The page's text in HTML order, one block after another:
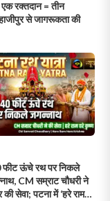
रक्तदान = तीन
से जागरूकता की
ऊंचे रथ पर निकले
CM सम्राट चौधरी ने
सेवा; पटना में ‘हरे राम-